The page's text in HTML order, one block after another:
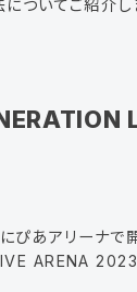
ついてご紹介し
ぴあアリーナで
ARENA 2023